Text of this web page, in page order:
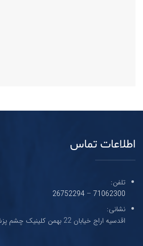
اطلاعات تماس
تلفن:
71062300
–
26752294
نشانی:
اقدسیه اراج خیابان 22 بهمن کلینیک چشم پزشکی نیکان طبقه سوم